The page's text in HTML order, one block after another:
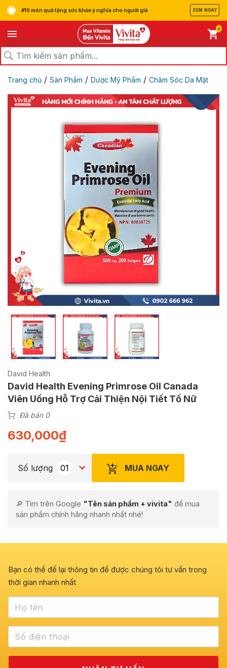
#10 món quà tặng sức khỏe ý nghĩa cho người già XEM NGAY
0
Trang chủ / Sản Phẩm / Dược Mỹ Phẩm / Chăm Sóc Da Mặt
David Health
David Health Evening Primrose Oil Canada
Viên Uống Hỗ Trợ Cải Thiện Nội Tiết Tố Nữ
Đã bán 0
630,000₫
Số lượng MUA NGAY
🔎 Tìm trên Google "Tên sản phẩm + vivita" để mua
sản phẩm chính hãng nhanh nhất nhé!
Bạn có thể để lại thông tin để được chúng tôi tư vấn trong
thời gian nhanh nhất